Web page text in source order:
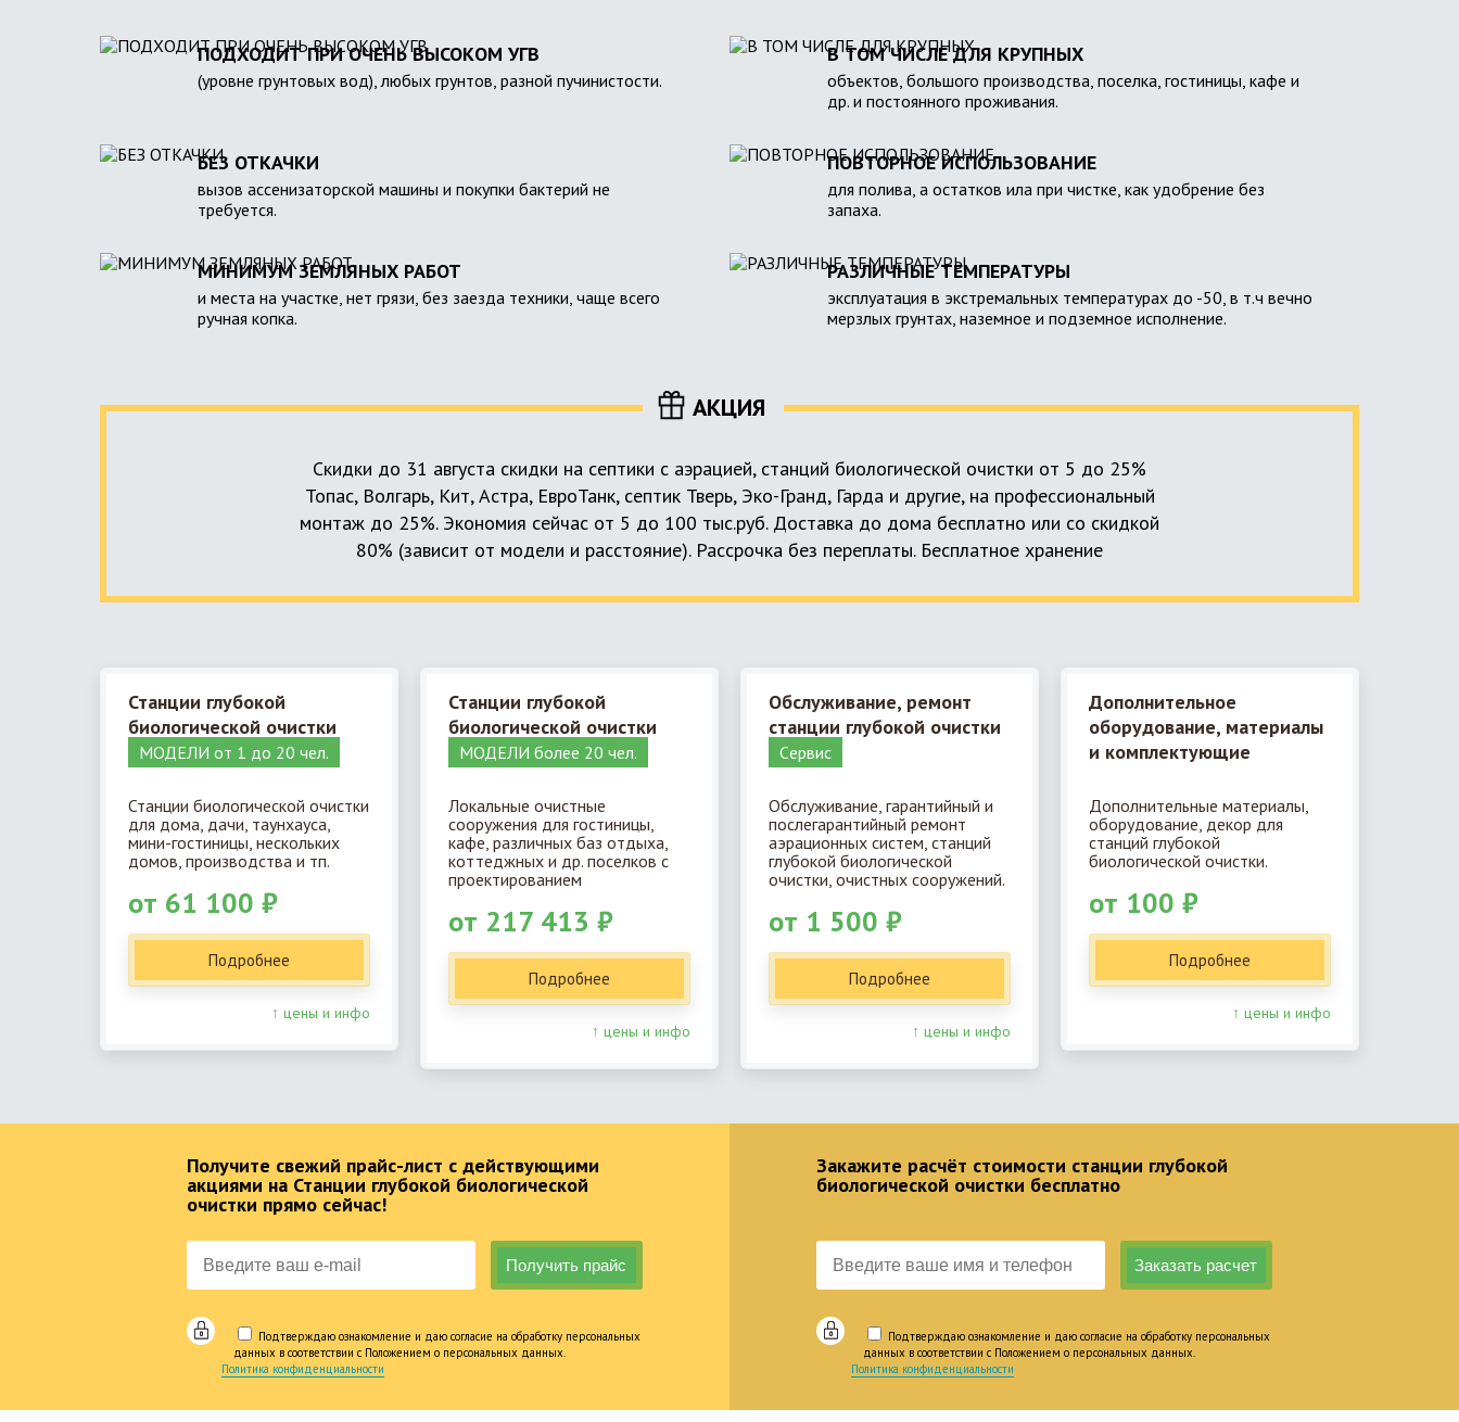
ПОДХОДИТ ПРИ ОЧЕНЬ ВЫСОКОМ УГВ
(уровне грунтовых вод), любых грунтов, разной пучинистости.
В ТОМ ЧИСЛЕ ДЛЯ КРУПНЫХ
объектов, большого производства, поселка, гостиницы, кафе и
др. и постоянного проживания.
БЕЗ ОТКАЧКИ
вызов ассенизаторской машины и покупки бактерий не
требуется.
ПОВТОРНОЕ ИСПОЛЬЗОВАНИЕ
для полива, а остатков ила при чистке, как удобрение без
запаха.
МИНИМУМ ЗЕМЛЯНЫХ РАБОТ
и места на участке, нет грязи, без заезда техники, чаще всего
ручная копка.
РАЗЛИЧНЫЕ ТЕМПЕРАТУРЫ
эксплуатация в экстремальных температурах до -50, в т.ч вечно
мерзлых грунтах, наземное и подземное исполнение.
АКЦИЯ
Скидки до 31 августа скидки на септики с аэрацией, станций биологической очистки от 5 до 25%
Топас, Волгарь, Кит, Астра, ЕвроТанк, септик Тверь, Эко-Гранд, Гарда и другие, на профессиональный
монтаж до 25%. Экономия сейчас от 5 до 100 тыс.руб. Доставка до дома бесплатно или со скидкой
80% (зависит от модели и расстояние). Рассрочка без переплаты. Бесплатное хранение
Станции глубокой
биологической очистки
МОДЕЛИ от 1 до 20 чел.
Станции биологической очистки
для дома, дачи, таунхауса,
мини-гостиницы, нескольких
домов, производства и тп.
от 61 100 ₽
Подробнее
↑ цены и инфо
Станции глубокой
биологической очистки
МОДЕЛИ более 20 чел.
Локальные очистные
сооружения для гостиницы,
кафе, различных баз отдыха,
коттеджных и др. поселков с
проектированием
от 217 413 ₽
Подробнее
↑ цены и инфо
Обслуживание, ремонт
станции глубокой очистки
Cервис
Обслуживание, гарантийный и
послегарантийный ремонт
аэрационных систем, станций
глубокой биологической
очистки, очистных сооружений.
от 1 500 ₽
Подробнее
↑ цены и инфо
Дополнительное
оборудование, материалы
и комплектующие
Дополнительные материалы,
оборудование, декор для
станций глубокой
биологической очистки.
от 100 ₽
Подробнее
↑ цены и инфо
Получите свежий прайс-лист с действующими
акциями на Станции глубокой биологической
очистки прямо сейчас!
Подтверждаю ознакомление и даю согласие на обработку персональных
данных в соответствии с Положением о персональных данных.
Политика конфиденциальности
Закажите расчёт стоимости станции глубокой
биологической очистки бесплатно
Подтверждаю ознакомление и даю согласие на обработку персональных
данных в соответствии с Положением о персональных данных.
Политика конфиденциальности